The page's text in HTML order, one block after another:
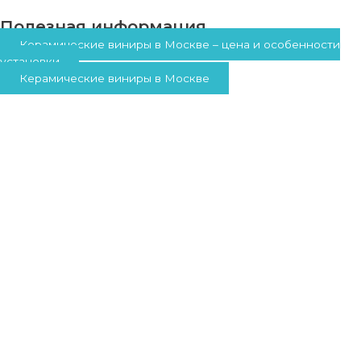
Полезная информация
Керамические виниры в Москве – цена и особенности
установки
Керамические виниры в Москве